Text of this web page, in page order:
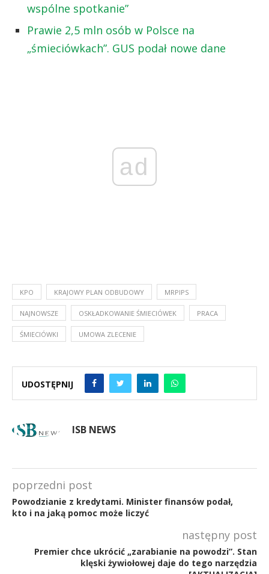
wspólne spotkanie”
Prawie 2,5 mln osób w Polsce na
„śmieciówkach”. GUS podał nowe dane
ad
KPO KRAJOWY PLAN ODBUDOWY MRPIPS
NAJNOWSZE OSKŁADKOWANIE ŚMIECIÓWEK PRACA
ŚMIECIÓWKI UMOWA ZLECENIE
UDOSTĘPNIJ
ISB NEWS
poprzedni post
Powodzianie z kredytami. Minister finansów podał,
kto i na jaką pomoc może liczyć
następny post
Premier chce ukrócić „zarabianie na powodzi”. Stan
klęski żywiołowej daje do tego narzędzia